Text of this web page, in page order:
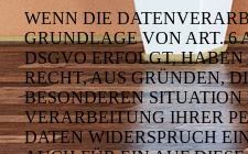
WENN DIE
GRUNDLAGE VON ART. 6
DSGVO ERFOLGT,
RECHT, AUS GRÜNDEN,
BESONDEREN
VERARBEITUNG IHRER
DATEN WIDERSPRUCH